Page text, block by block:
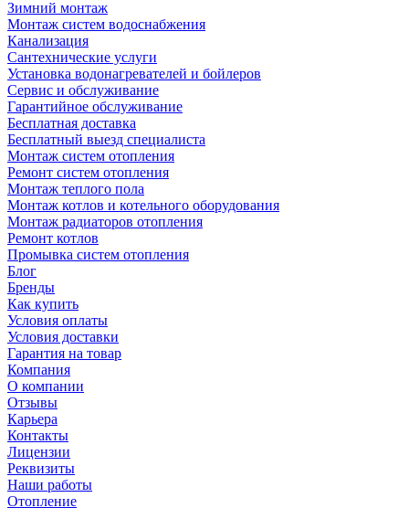
Зимний монтаж
Монтаж систем водоснабжения
Канализация
Сантехнические услуги
Установка водонагревателей и бойлеров
Сервис и обслуживание
Гарантийное обслуживание
Бесплатная доставка
Бесплатный выезд специалиста
Монтаж систем отопления
Ремонт систем отопления
Монтаж теплого пола
Монтаж котлов и котельного оборудования
Монтаж радиаторов отопления
Ремонт котлов
Промывка систем отопления
Блог
Бренды
Как купить
Условия оплаты
Условия доставки
Гарантия на товар
Компания
О компании
Отзывы
Карьера
Контакты
Лицензии
Реквизиты
Наши работы
Отопление